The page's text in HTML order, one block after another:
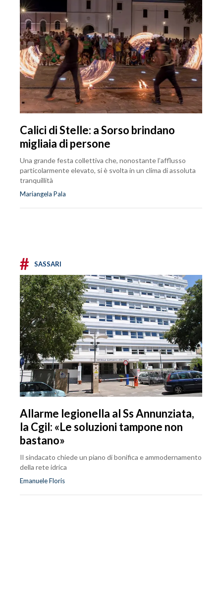
Calici di Stelle: a Sorso brindano
migliaia di persone
Una grande festa collettiva che, nonostante l’afflusso
particolarmente elevato, si è svolta in un clima di assoluta
tranquillità
Mariangela Pala
# SASSARI
Allarme legionella al Ss Annunziata,
la Cgil: «Le soluzioni tampone non
bastano»
Il sindacato chiede un piano di bonifica e ammodernamento
della rete idrica
Emanuele Floris